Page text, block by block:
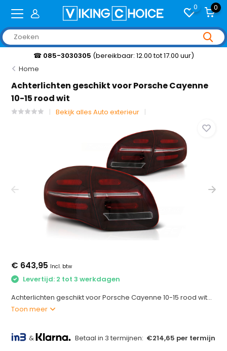
0 0
☎ 085-3030305 (bereikbaar: 12.00 tot 17.00 uur)
Home
Achterlichten geschikt voor Porsche Cayenne
10-15 rood wit
Bekijk alles Auto exterieur
€ 643,95 Incl. btw
Levertijd: 2 tot 3 werkdagen
Achterlichten geschikt voor Porsche Cayenne 10-15 rood wit...
Toon meer
& Betaal in 3 termijnen: €214,65 per termijn